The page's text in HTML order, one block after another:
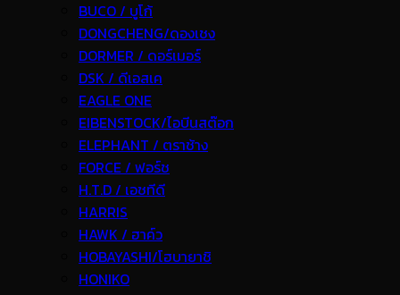
BUCO / บูโก้
DONGCHENG/ดองเชง
DORMER / ดอร์เมอร์
DSK / ดีเอสเค
EAGLE ONE
EIBENSTOCK/ไอบีนสต๊อก
ELEPHANT / ตราช้าง
FORCE / ฟอร์ช
H.T.D / เอชทีดี
HARRIS
HAWK / ฮาค์ว
HOBAYASHI/โฮบายาชิ
HONIKO